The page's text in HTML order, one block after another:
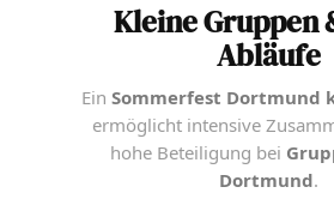
Kleine Gruppen
Abläufe
Ein Sommerfest Dortmund
ermöglicht intensive
hohe Beteiligung bei
Dortmund.